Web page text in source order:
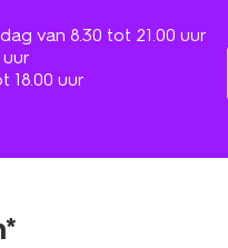
van 8.30 tot 21.00 uur
18.00 uur